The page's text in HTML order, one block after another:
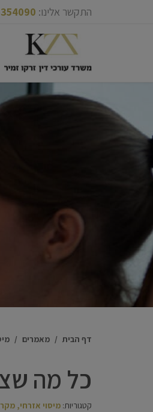
התקשר אלינו:
דף הבית / מאמרים /
כל מה
קטגוריות: מיסוי אזרחי,